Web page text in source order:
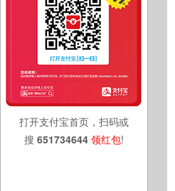
打开支付宝首页，扫码或
搜 651734644 领红包!